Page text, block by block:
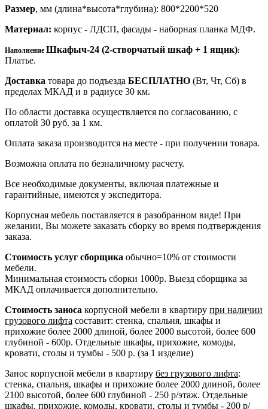
Размер, мм (длина*высота*глубина): 800*2200*520
Материал: корпус - ЛДСП, фасады - наборная планка МДФ.
Наполнение Шкафыч-24 (2-створчатый шкаф + 1 ящик):
Платье.
Доставка товара до подъезда БЕСПЛАТНО (Вт, Чт, Сб) в
пределах МКАД и в радиусе 30 км.
По области доставка осуществляется по согласованию, с
оплатой 30 руб. за 1 км.
Оплата заказа производится на месте - при получении товара.
Возможна оплата по безналичному расчету.
Все необходимые документы, включая платежные и
гарантийные, имеются у экспедитора.
Корпусная мебель поставляется в разобранном виде! При
желании, Вы можете заказать сборку во время подтверждения
заказа.
Стоимость услуг сборщика обычно=10% от стоимости
мебели.
Минимальная стоимость сборки 1000р. Выезд сборщика за
МКАД оплачивается дополнительно.
Стоимость заноса корпусной мебели в квартиру при наличии
грузового лифта составит: стенка, спальня, шкафы и
прихожие более 2000 длиной, более 2000 высотой, более 600
глубиной - 600р. Отдельные шкафы, прихожие, комоды,
кровати, столы и тумбы - 500 р. (за 1 изделие)
Занос корпусной мебели в квартиру без грузового лифта:
стенка, спальня, шкафы и прихожие более 2000 длиной, более
2100 высотой, более 600 глубиной - 250 р/этаж. Отдельные
шкафы, прихожие, комоды, кровати, столы и тумбы - 200 р/